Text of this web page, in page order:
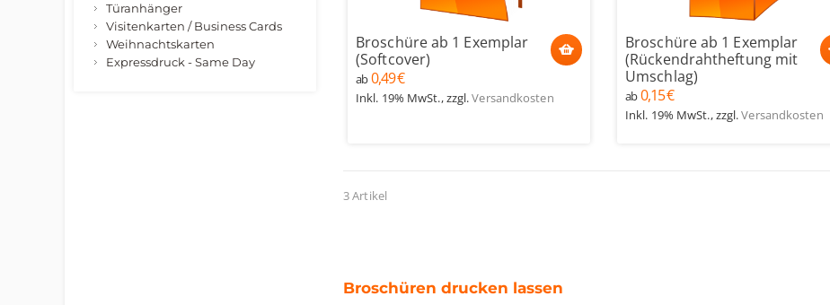
Broschüre ab 1 Exemplar
(Softcover)
ab 0,49 €
Inkl. 19% MwSt.,zzgl.Versandkosten
Broschüre ab 1 Exemplar
(Rückendrahtheftung mit
Umschlag)
ab 0,15 €
Inkl. 19% MwSt.,zzgl.Versandkosten
3 Artikel
Broschüren drucken lassen
Türanhänger
Visitenkarten / Business Cards
Weihnachtskarten
Expressdruck - Same Day